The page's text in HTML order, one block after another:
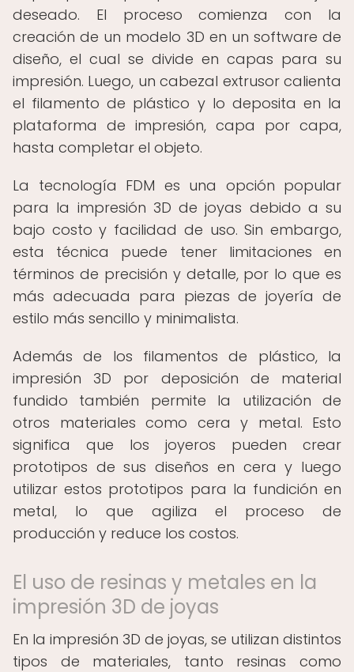
deseado. El proceso comienza con la
creación de un modelo 3D en un software de
diseño, el cual se divide en capas para su
impresión. Luego, un cabezal extrusor calienta
el filamento de plástico y lo deposita en la
plataforma de impresión, capa por capa,
hasta completar el objeto.
La tecnología FDM es una opción popular
para la impresión 3D de joyas debido a su
bajo costo y facilidad de uso. Sin embargo,
esta técnica puede tener limitaciones en
términos de precisión y detalle, por lo que es
más adecuada para piezas de joyería de
estilo más sencillo y minimalista.
Además de los filamentos de plástico, la
impresión 3D por deposición de material
fundido también permite la utilización de
otros materiales como cera y metal. Esto
significa que los joyeros pueden crear
prototipos de sus diseños en cera y luego
utilizar estos prototipos para la fundición en
metal, lo que agiliza el proceso de
producción y reduce los costos.
El uso de resinas y metales en la
impresión 3D de joyas
En la impresión 3D de joyas, se utilizan distintos
tipos de materiales, tanto resinas como